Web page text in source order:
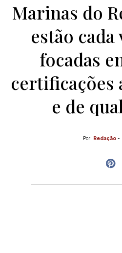
Marinas do
estão cada
focadas
certificações
e de
Por: Redação -